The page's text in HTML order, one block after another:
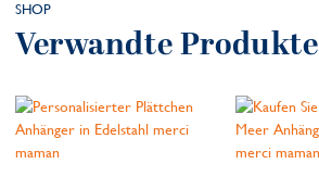
SHOP
Verwandte Produkte